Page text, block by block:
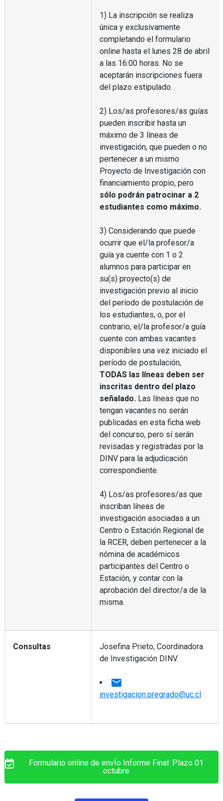
1) La inscripción se realiza
única y exclusivamente
completando el formulario
online hasta el lunes 28 de abril
a las 16:00 horas. No se
aceptarán inscripciones fuera
del plazo estipulado.
2) Los/as profesores/as guías
pueden inscribir hasta un
máximo de 3 líneas de
investigación, que pueden o no
pertenecer a un mismo
Proyecto de Investigación con
financiamiento propio, pero
sólo podrán patrocinar a 2
estudiantes como máximo.
3) Considerando que puede
ocurrir que el/la profesor/a
guía ya cuente con 1 o 2
alumnos para participar en
su(s) proyecto(s) de
investigación previo al inicio
del período de postulación de
los estudiantes, o, por el
contrario, el/la profesor/a guía
cuente con ambas vacantes
disponibles una vez iniciado el
período de postulación,
TODAS las líneas deben ser
inscritas dentro del plazo
señalado. Las líneas que no
tengan vacantes no serán
publicadas en esta ficha web
del concurso, pero sí serán
revisadas y registradas por la
DINV para la adjudicación
correspondiente.
4) Los/as profesores/as que
inscriban líneas de
investigación asociadas a un
Centro o Estación Regional de
la RCER, deben pertenecer a la
nómina de académicos
participantes del Centro o
Estación, y contar con la
aprobación del director/a de la
misma.
Consultas
Josefina Prieto, Coordinadora
de Investigación DINV.
email
investigacion.pregrado@uc.cl
Formulario online de envÍo Informe Final: Plazo 01
octubre